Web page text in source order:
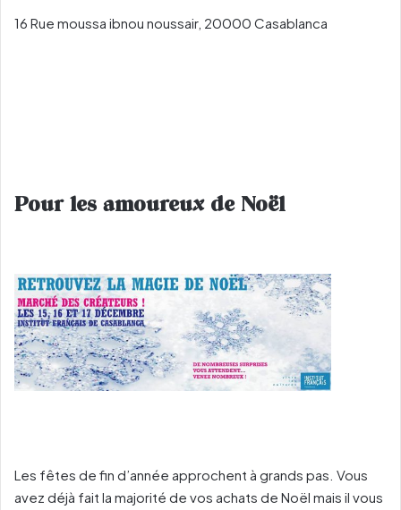
16 Rue moussa ibnou noussair, 20000 Casablanca
Pour les amoureux de Noël
Les fêtes de fin d’année approchent à grands pas. Vous
avez déjà fait la majorité de vos achats de Noël mais il vous